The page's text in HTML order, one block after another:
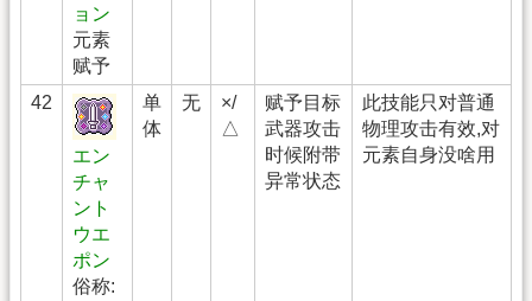
ョン
元素
赋予
42
エン
チャ
ント
ウエ
ポン
俗称:
单
体
无
×/
△
赋予目标
武器攻击
时候附带
异常状态
此技能只对普通
物理攻击有效,对
元素自身没啥用